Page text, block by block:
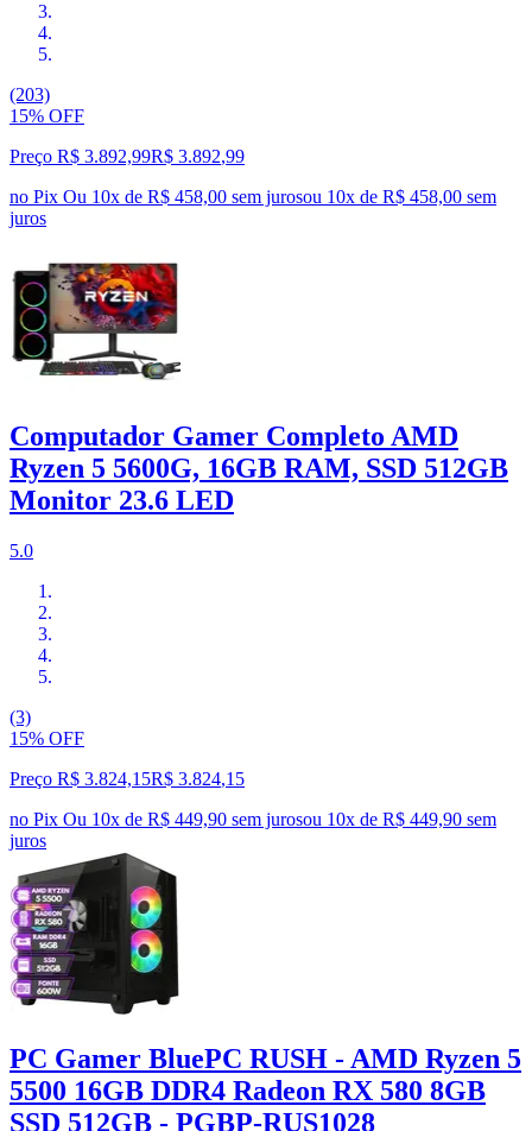
(203)
15% OFF
Preço R$ 3.892,99R$ 3.892,99
no Pix Ou 10x de R$ 458,00 sem jurosou 10x de R$ 458,00 sem
juros
Computador Gamer Completo AMD
Ryzen 5 5600G, 16GB RAM, SSD 512GB
Monitor 23.6 LED
5.0
(3)
15% OFF
Preço R$ 3.824,15R$ 3.824,15
no Pix Ou 10x de R$ 449,90 sem jurosou 10x de R$ 449,90 sem
juros
PC Gamer BluePC RUSH - AMD Ryzen 5
5500 16GB DDR4 Radeon RX 580 8GB
SSD 512GB - PGBP-RUS1028